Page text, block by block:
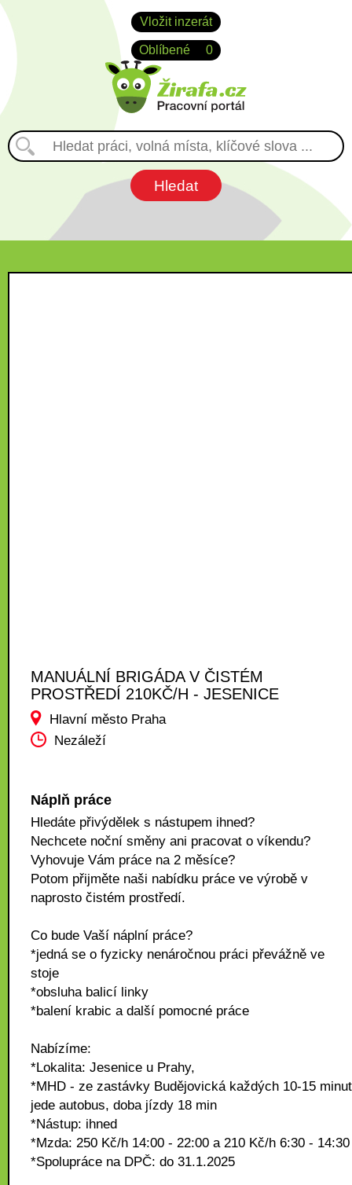
Vložit inzerát
Oblíbené 0
MANUÁLNÍ BRIGÁDA V ČISTÉM
PROSTŘEDÍ 210KČ/H - JESENICE
Hlavní město Praha
Nezáleží
Náplň práce
Hledáte přivýdělek s nástupem ihned?
Nechcete noční směny ani pracovat o víkendu?
Vyhovuje Vám práce na 2 měsíce?
Potom přijměte naši nabídku práce ve výrobě v
naprosto čistém prostředí.
Co bude Vaší náplní práce?
*jedná se o fyzicky nenáročnou práci převážně ve
stoje
*obsluha balicí linky
*balení krabic a další pomocné práce
Nabízíme:
*Lokalita: Jesenice u Prahy,
*MHD - ze zastávky Budějovická každých 10-15 minut
jede autobus, doba jízdy 18 min
*Nástup: ihned
*Mzda: 250 Kč/h 14:00 - 22:00 a 210 Kč/h 6:30 - 14:30
*Spolupráce na DPČ: do 31.1.2025